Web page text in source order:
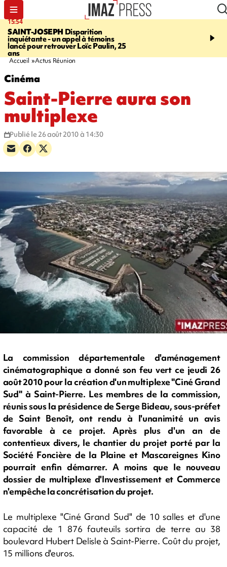
15:54
SAINT-JOSEPH Disparition
inquiétante - un appel à témoins
lancé pour retrouver Loïc Paulin, 25
ans
17:52
dimanche pour
Accueil Actus Réunion
Cinéma
Saint-Pierre aura son
multiplexe
Publié le 26 août 2010 à 14:30
La commission départementale d'aménagement
cinématographique a donné son feu vert ce jeudi 26
août 2010 pour la création d'un multiplexe "Ciné Grand
Sud" à Saint-Pierre. Les membres de la commission,
réunis sous la présidence de Serge Bideau, sous-préfet
de Saint Benoît, ont rendu à l'unanimité un avis
favorable à ce projet. Après plus d'un an de
contentieux divers, le chantier du projet porté par la
Société Foncière de la Plaine et Mascareignes Kino
pourrait enfin démarrer. A moins que le nouveau
dossier de multiplexe d'Investissement et Commerce
n'empêche la concrétisation du projet.
Le multiplexe "Ciné Grand Sud" de 10 salles et d'une
capacité de 1 876 fauteuils sortira de terre au 38
boulevard Hubert Delisle à Saint-Pierre. Coût du projet,
15 millions d'euros.